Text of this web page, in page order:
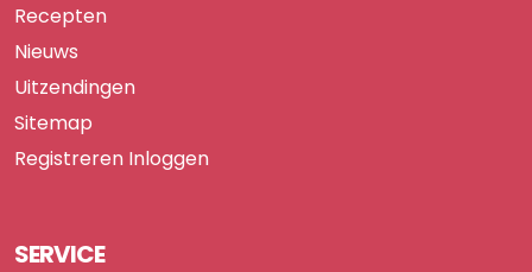
Recepten
Nieuws
Uitzendingen
Sitemap
Registreren Inloggen
SERVICE